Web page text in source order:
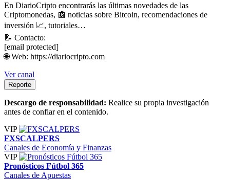
En DiarioCripto encontrarás las últimas novedades de las
Criptomonedas, 📰 noticias sobre Bitcoin, recomendaciones de
inversión 📈, tutoriales…
📝 Contacto:
[email protected]
🌐 Web: https://diariocripto.com
Ver canal
Reporte
Descargo de responsabilidad: Realice su propia investigación
antes de confiar en el contenido.
VIP
FXSCALPERS
Canales de Economía y Finanzas
VIP
Pronósticos Fútbol 365
Canales de Apuestas